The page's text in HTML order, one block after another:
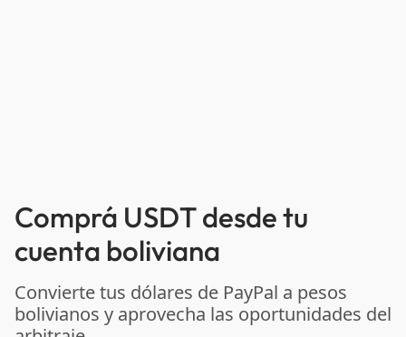
Comprá USDT desde tu
cuenta boliviana
Convierte tus dólares de PayPal a pesos
bolivianos y aprovecha las oportunidades del